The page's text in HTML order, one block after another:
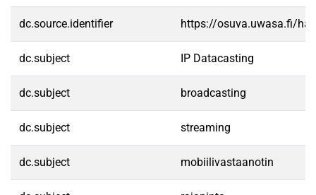
dc.source.identifier https://osuva.uwasa.fi/
dc.subject IP Datacasting
dc.subject broadcasting
dc.subject streaming
dc.subject mobiilivastaanotin